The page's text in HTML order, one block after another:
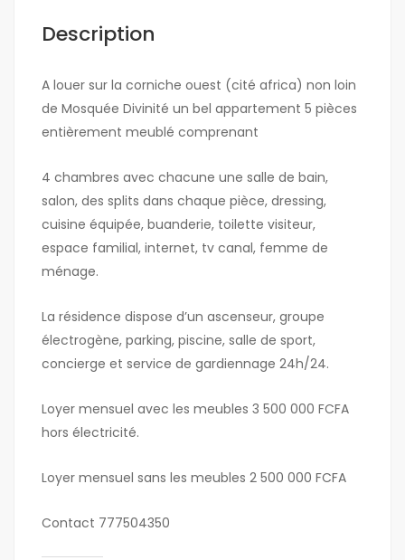
Description
A louer sur la corniche ouest (cité africa) non loin
de Mosquée Divinité un bel appartement 5 pièces
entièrement meublé comprenant
4 chambres avec chacune une salle de bain,
salon, des splits dans chaque pièce, dressing,
cuisine équipée, buanderie, toilette visiteur,
espace familial, internet, tv canal, femme de
ménage.
La résidence dispose d’un ascenseur, groupe
électrogène, parking, piscine, salle de sport,
concierge et service de gardiennage 24h/24.
Loyer mensuel avec les meubles 3 500 000 FCFA
hors électricité.
Loyer mensuel sans les meubles 2 500 000 FCFA
Contact 777504350